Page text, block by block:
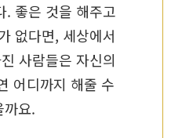
. 좋은 것을 해주고
없다면, 세상에서
사람들은 자신의
어디까지 해줄 수
까요.